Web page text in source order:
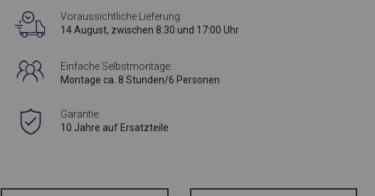
Voraussichtliche Lieferung:
14 August, zwischen 8:30 und 17:00 Uhr
Einfache Selbstmontage:
Montage ca. 8 Stunden/6 Personen
Garantie:
10 Jahre auf Ersatzteile